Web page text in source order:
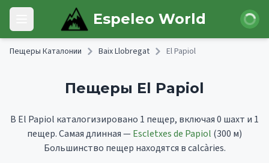
Skip to main content
Open main menu Espeleo World Войти
Пещеры Каталонии Baix Llobregat El Papiol
Пещеры El Papiol
В El Papiol каталогизировано 1 пещер, включая 0 шахт и 1
пещер.Самая длинная —Escletxes de Papiol (300 м)
Большинство пещер находятся в calcàries.